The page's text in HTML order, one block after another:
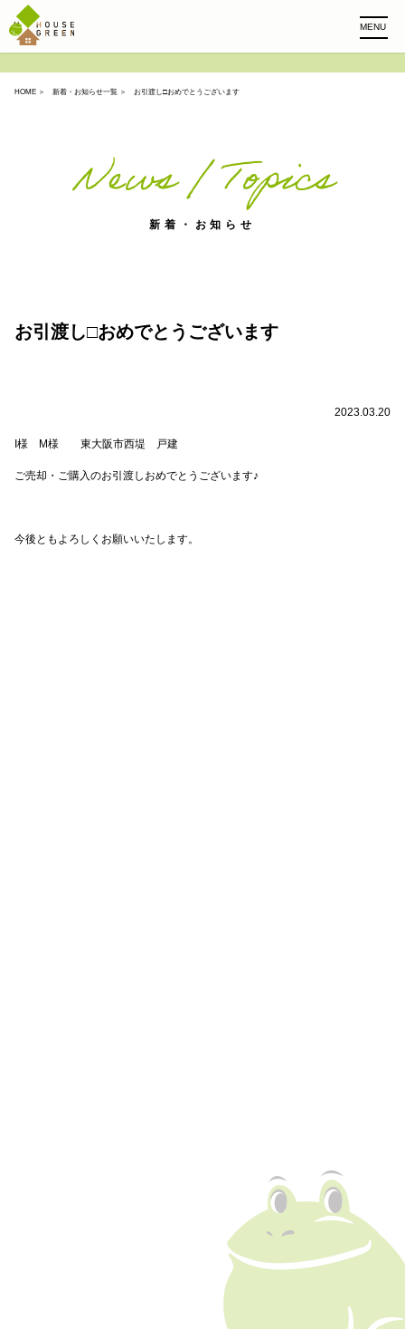
MENU
HOME ＞ 新着・お知らせ一覧 ＞ お引渡し□おめでとうございます
News / Topics
新着・お知らせ
お引渡し□おめでとうございます
2023.03.20
I様 M様 東大阪市西堤 戸建
ご売却・ご購入のお引渡しおめでとうございます♪
今後ともよろしくお願いいたします。